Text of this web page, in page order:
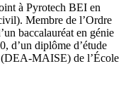
à Pyrotech BEI en
Membre de l’Ordre
baccalauréat en génie
d’un diplôme d’étude
(DEA-MAISE) de l’École